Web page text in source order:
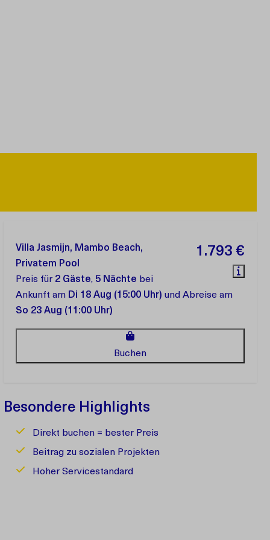
1.793 €
Villa Jasmijn, Mambo Beach,
Privatem Pool
Preis für 2 Gäste, 5 Nächte bei
Ankunft am Di 18 Aug (15:00 Uhr) und Abreise am
So 23 Aug (11:00 Uhr)
Buchen
Besondere Highlights
Direkt buchen = bester Preis
Beitrag zu sozialen Projekten
Hoher Servicestandard